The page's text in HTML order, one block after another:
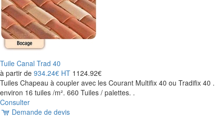
Tuile Canal Trad 40
à partir de 934.24€ HT 1124.92€
Tuiles Chapeau à coupler avec les Courant Multifix 40 ou Tradifix 40 .
environ 16 tuiles /m². 660 Tuiles / palettes. .
Consulter
Demande de devis